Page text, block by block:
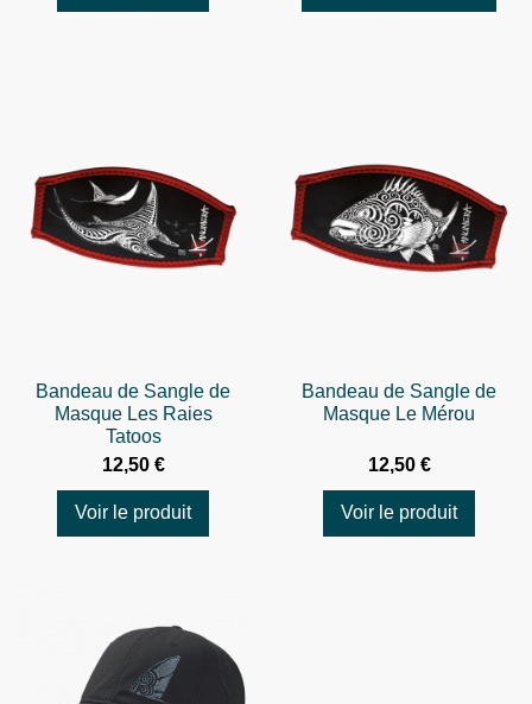
Bandeau de Sangle de
Masque Les Raies
Tatoos
12,50 €
Voir le produit
Bandeau de Sangle de
Masque Le Mérou
12,50 €
Voir le produit